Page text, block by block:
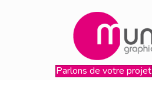
Parlons de votre projet